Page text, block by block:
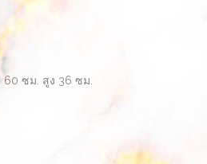
ซม. สูง 36 ซม.